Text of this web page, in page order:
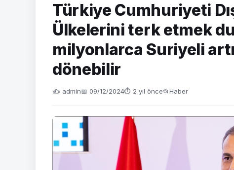
Türkiye Cumhuriyeti
Ülkelerini terk etmek
milyonlarca Suriyeli
dönebilir
✍️ admin📅 09/12/2024⏱ 2 yıl önce📂Haber